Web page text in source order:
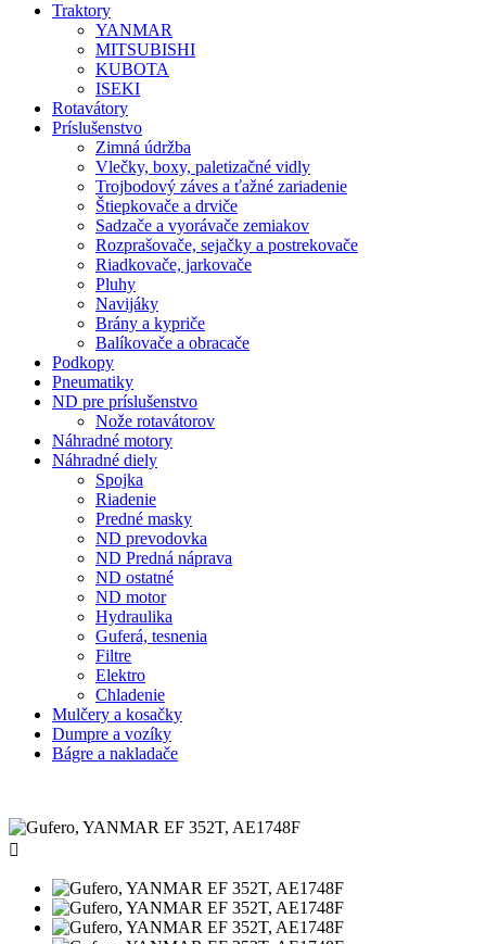
Traktory
YANMAR
MITSUBISHI
KUBOTA
ISEKI
Rotavátory
Príslušenstvo
Zimná údržba
Vlečky, boxy, paletizačné vidly
Trojbodový záves a ťažné zariadenie
Štiepkovače a drviče
Sadzače a vyorávače zemiakov
Rozprašovače, sejačky a postrekovače
Riadkovače, jarkovače
Pluhy
Navijáky
Brány a kypriče
Balíkovače a obracače
Podkopy
Pneumatiky
ND pre príslušenstvo
Nože rotavátorov
Náhradné motory
Náhradné diely
Spojka
Riadenie
Predné masky
ND prevodovka
ND Predná náprava
ND ostatné
ND motor
Hydraulika
Guferá, tesnenia
Filtre
Elektro
Chladenie
Mulčery a kosačky
Dumpre a vozíky
Bágre a nakladače
